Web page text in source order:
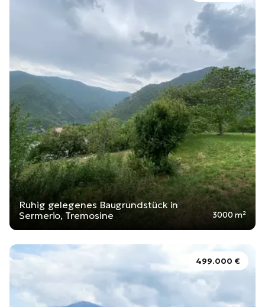
Ruhig gelegenes Baugrundstück in
Sermerio, Tremosine
3000 m²
499.000 €